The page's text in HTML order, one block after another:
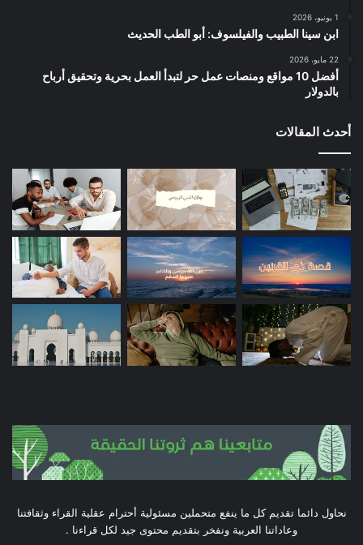
1 يونيو، 2026
ابن سينا الطبيب والفيلسوف: أبو الطب الحديث
22 مايو، 2026
أفضل 10 مواقع ومنصات عمل حر لتبدأ العمل بحرية وتحقيق أرباح
بالدولار
أحدث المقالات
نحاول دائما تقديم كل ما ينفع متحملين مسئولية أحترام عقلية القراء وثقافتنا
وعاداتنا العربية ونفخر بتقديم محتوى جيد لكل قراءنا .